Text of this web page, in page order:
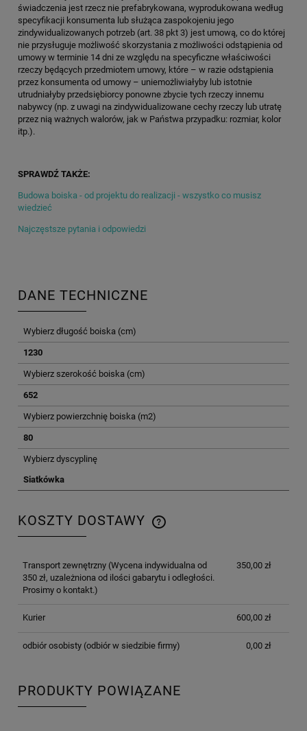
świadczenia jest rzecz nie prefabrykowana, wyprodukowana według
specyfikacji konsumenta lub służąca zaspokojeniu jego
zindywidualizowanych potrzeb (art. 38 pkt 3) jest umową, co do której
nie przysługuje możliwość skorzystania z możliwości odstąpienia od
umowy w terminie 14 dni ze względu na specyficzne właściwości
rzeczy będących przedmiotem umowy, które – w razie odstąpienia
przez konsumenta od umowy – uniemożliwiałyby lub istotnie
utrudniałyby przedsiębiorcy ponowne zbycie tych rzeczy innemu
nabywcy (np. z uwagi na zindywidualizowane cechy rzeczy lub utratę
przez nią ważnych walorów, jak w Państwa przypadku: rozmiar, kolor
itp.).
SPRAWDŹ TAKŻE:
Budowa boiska - od projektu do realizacji - wszystko co musisz
wiedzieć
Najczęstsze pytania i odpowiedzi
DANE TECHNICZNE
Wybierz długość boiska (cm)
1230
Wybierz szerokość boiska (cm)
652
Wybierz powierzchnię boiska (m2)
80
Wybierz dyscyplinę
Siatkówka
KOSZTY DOSTAWY
CENA NIE ZAWIERA EWENTUALNYCH KOSZTÓW
Transport zewnętrzny(Wycena indywidualna od
350 zł, uzależniona od ilości gabarytu i odległości.
Prosimy o kontakt.)
350,00 zł
Kurier 600,00 zł
odbiór osobisty(odbiór w siedzibie firmy) 0,00 zł
PRODUKTY POWIĄZANE